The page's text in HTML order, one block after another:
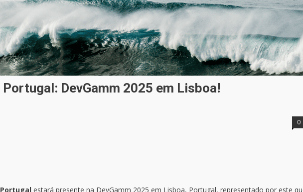
DevGamm 2025 em Lisboa!
0
estará presente na DevGamm 2025 em Lisboa, Portugal, representado por este